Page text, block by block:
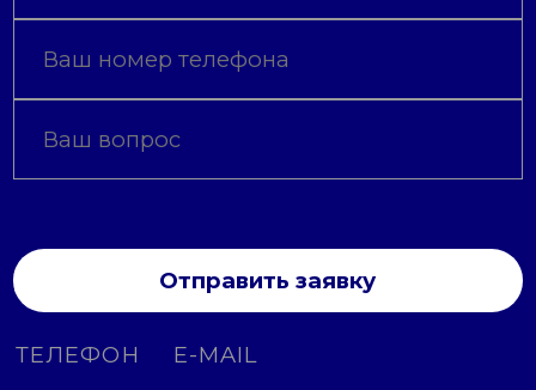
Отправить заявку
ТЕЛЕФОН E-MAIL